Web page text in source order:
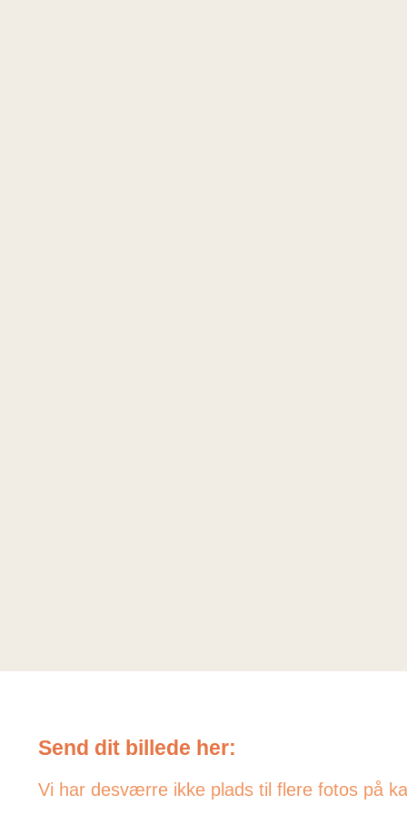
Send dit billede her:
Vi har desværre ikke plads til flere fotos på